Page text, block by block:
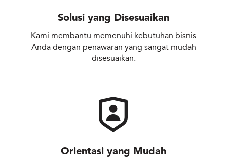
Solusi yang Disesuaikan
Kami membantu memenuhi kebutuhan bisnis
Anda dengan penawaran yang sangat mudah
disesuaikan.
Orientasi yang Mudah